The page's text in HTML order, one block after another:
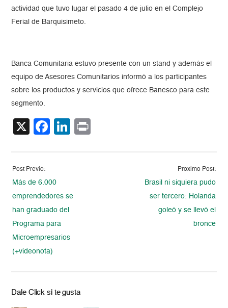
actividad que tuvo lugar el pasado 4 de julio en el Complejo
Ferial de Barquisimeto.
Banca Comunitaria estuvo presente con un stand y además el
equipo de Asesores Comunitarios informó a los participantes
sobre los productos y servicios que ofrece Banesco para este
segmento.
X Facebook
LinkedIn
Post Previo:
Más de 6.000
emprendedores se
han graduado del
Programa para
Microempresarios
(+videonota)
Proximo Post:
Brasil ni siquiera pudo
ser tercero: Holanda
goleó y se llevó el
bronce
Dale Click si te gusta